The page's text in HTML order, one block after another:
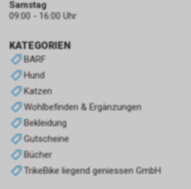
KATEGORIEN
BARF
Hund
Katzen
Wohlbefinden & Ergänzungen
Bekleidung
Gutscheine
Bücher
TrikeBike liegend geniessen GmbH
Samstag
09:00 - 16:00 Uhr